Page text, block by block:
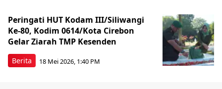
Berita
Peringati HUT Kodam III/Siliwangi
Ke-80, Kodim 0614/Kota Cirebon
Gelar Ziarah TMP Kesenden
18 Mei 2026, 1:40 PM